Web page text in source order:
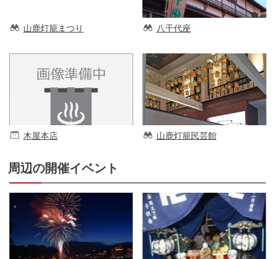
山鹿灯籠まつり 八千代座
木屋本店 山鹿灯籠民芸館
周辺の開催イベント